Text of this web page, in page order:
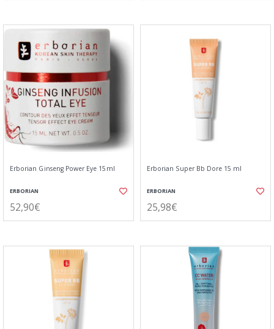
Erborian Ginseng Power Eye 15ml
ERBORIAN
52,90€
Erborian Super Bb Dore 15 ml
ERBORIAN
25,98€